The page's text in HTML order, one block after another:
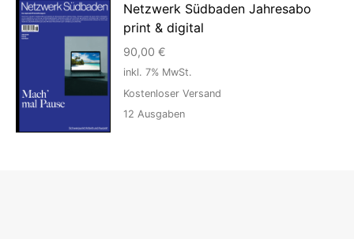
Netzwerk Südbaden Jahresabo
print & digital
90,00 €
inkl. 7% MwSt.
Kostenloser Versand
12 Ausgaben